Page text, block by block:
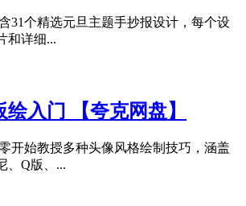
31个精选元旦主题手抄报设计，每个设
和详细...
入门 【夸克网盘】
开始教授多种头像风格绘制技巧，涵盖
、Q版、...